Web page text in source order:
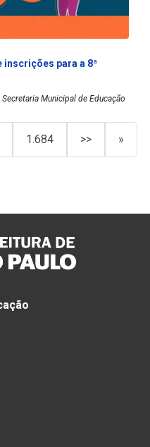
para a 8ª
Municipal de Educação
1.684 >> »